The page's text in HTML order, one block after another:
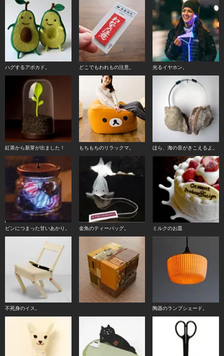
ハグするアボカド。 どこでもわれもの注意。 光るイヤホン。
紅茶から新芽が出ました！ もちもちのリラックマ。 ほら、海の音がきこえるよ。
ビンにつまった甘いあかり。 金魚のティーバッグ。 ミルクのお皿
不死身のイス。 陶器のランプシェード。